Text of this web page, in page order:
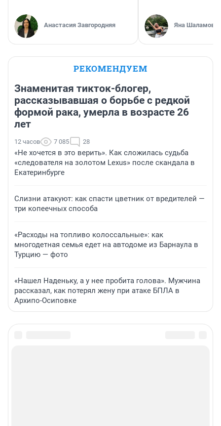
Анастасия Завгородняя Яна Шаламова
РЕКОМЕНДУЕМ
Знаменитая тикток-блогер,
рассказывавшая о борьбе с редкой
формой рака, умерла в возрасте 26
лет
12 часов 7 085 28
«Не хочется в это верить». Как сложилась судьба
«следователя на золотом Lexus» после скандала в
Екатеринбурге
Слизни атакуют: как спасти цветник от вредителей —
три копеечных способа
«Расходы на топливо колоссальные»: как
многодетная семья едет на автодоме из Барнаула в
Турцию — фото
«Нашел Наденьку, а у нее пробита голова». Мужчина
рассказал, как потерял жену при атаке БПЛА в
Архипо-Осиповке